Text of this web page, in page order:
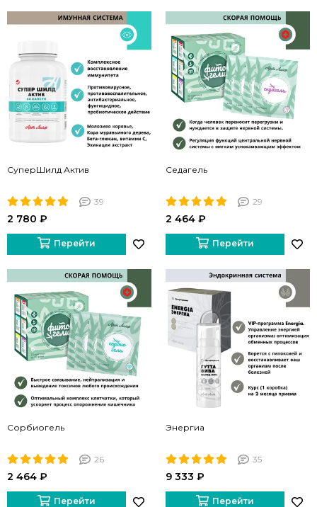
СуперШилд Актив
39
2 780 ₽
Перейти
Седагель
29
2 464 ₽
Перейти
Сорбиогель
26
2 464 ₽
Перейти
Энергиа
35
9 333 ₽
Перейти